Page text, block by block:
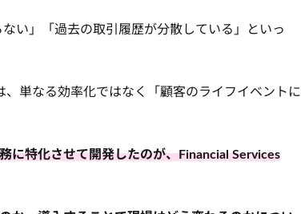
い」「過去の取引履歴が分散している」といっ
単なる効率化ではなく「顧客のライフイベントに
に特化させて開発したのが、Financial Services